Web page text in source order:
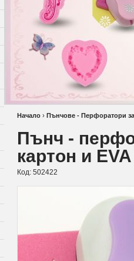
Начало › Пънчове - Перфоратори
Пънч -
картон и
Код: 502422